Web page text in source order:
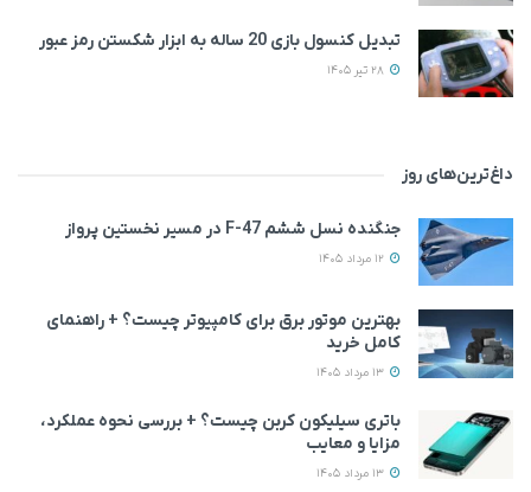
تبدیل کنسول بازی 20 ساله به ابزار شکستن رمز عبور
داغ‌ترین‌های روز
جنگنده نسل ششم F-47 در مسیر نخستین پرواز
بهترین موتور برق برای کامپیوتر چیست؟ + راهنمای
کامل خرید
باتری سیلیکون کربن چیست؟ + بررسی نحوه عملکرد،
مزایا و معایب